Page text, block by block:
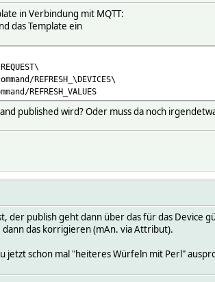
in Verbindung mit MQTT:
das Template ein
REFRESH_\DEVICES\
REFRESH_VALUES
published wird? Oder muss da noch
der publish geht dann über das für das Device
das korrigieren (mAn. via Attribut).
jetzt schon mal "heiteres Würfeln mit Perl"